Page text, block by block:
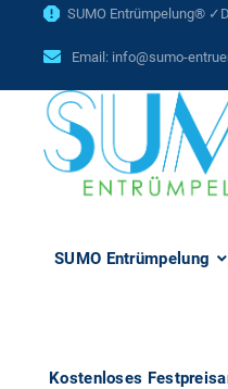
SUMO Entrümpelung®
Email: info@sumo-
SUMO Entrümpelung
Kostenloses